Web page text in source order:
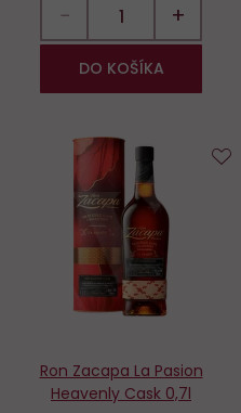
− +
DO KOŠÍKA
Ron Zacapa La Pasion
Heavenly Cask 0,7l